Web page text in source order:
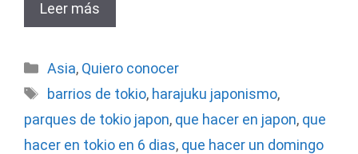
Leer más
Categorías
Asia, Quiero conocer
Etiquetas
barrios de tokio, harajuku japonismo,
parques de tokio japon, que hacer en japon, que
hacer en tokio en 6 dias, que hacer un domingo